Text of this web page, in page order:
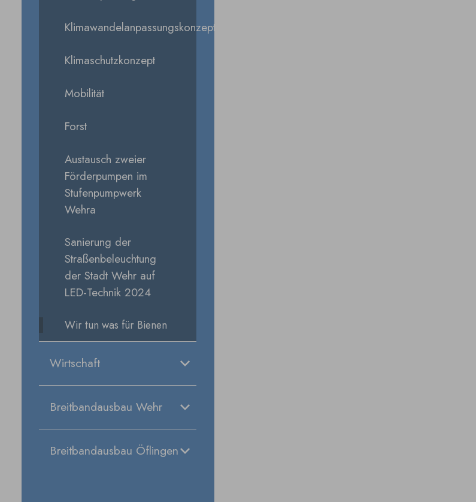
Klimawandelanpassungskonzept
Klimaschutzkonzept
Mobilität
Forst
Austausch zweier
Förderpumpen im
Stufenpumpwerk
Wehra
Sanierung der
Straßenbeleuchtung
der Stadt Wehr auf
LED-Technik 2024
Wir tun was für Bienen
Wirtschaft
Breitbandausbau Wehr
Breitbandausbau Öflingen